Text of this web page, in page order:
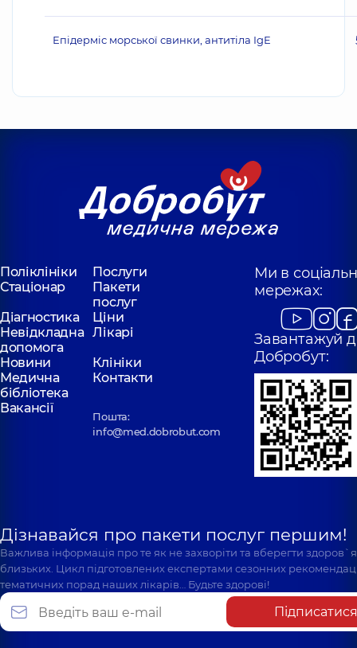
Епідерміс морської свинки, антитіла IgE
Поліклініки
Послуги
Стаціонар
Пакети
послуг
Діагностика
Ціни
Невідкладна
допомога
Лікарі
Новини
Клініки
Медична
бібліотека
Контакти
Вакансії
Пошта:
info@med.dobrobut.com
Ми в
мережах:
Завантажуй
Добробут:
Дізнавайся про пакети послуг першим!
Важлива інформація про те як не захворіти та вберегти
близьких. Цикл підготовлених експертами сезонних
тематичних порад наших лікарів… Будьте здорові!
Підписатися